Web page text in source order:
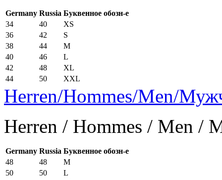
Germany Russia Буквенное обозн-е
34
40
XS
36
42
S
38
44
M
40
46
L
42
48
XL
44
50 XXL
Herren/Hommes/Men/
Herren / Hommes / Men /
Germany Russia Буквенное обозн-е
48
48
M
50
50
L